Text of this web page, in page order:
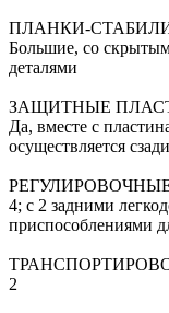
ПЛАНКИ-
Большие, со
деталями
ЗАЩИТНЫЕ
Да, вместе с
осуществляется сзади
4; с 2 задними
приспособлениями
2